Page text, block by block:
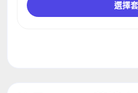
選擇